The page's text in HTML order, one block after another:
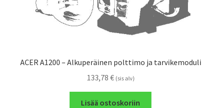
ACER A1200 – Alkuperäinen polttimo ja tarvikemoduli
133,78 € (sis alv)
Lisää ostoskoriin